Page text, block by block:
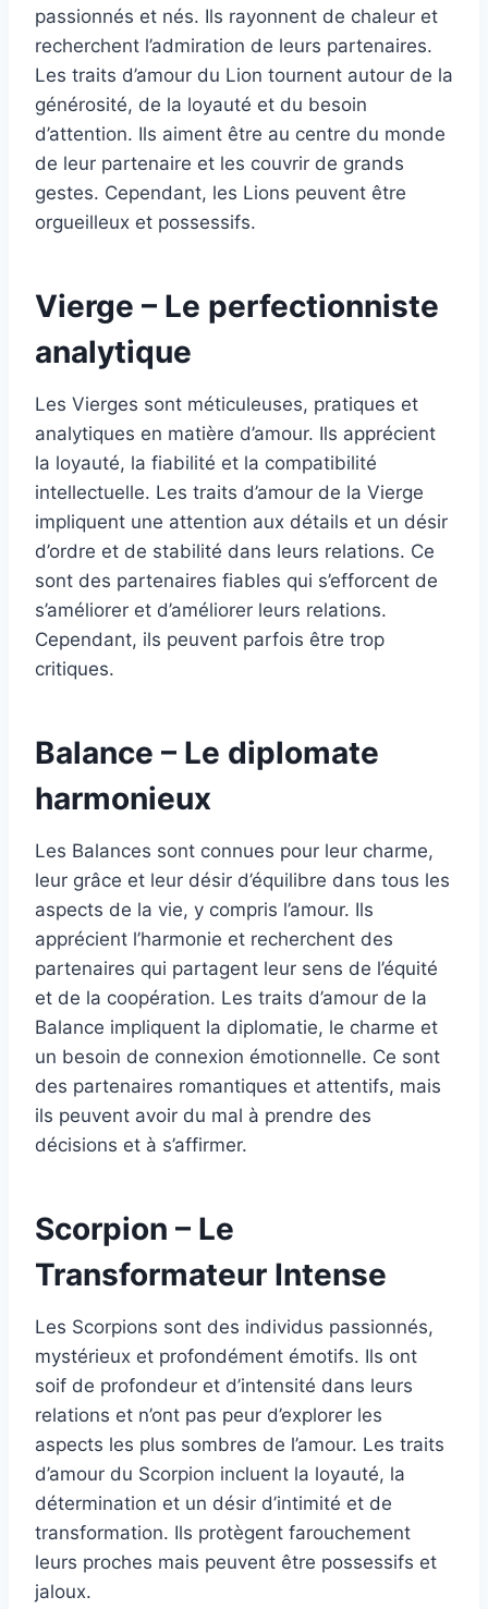
passionnés et nés. Ils rayonnent de chaleur et
recherchent l’admiration de leurs partenaires.
Les traits d’amour du Lion tournent autour de la
générosité, de la loyauté et du besoin
d’attention. Ils aiment être au centre du monde
de leur partenaire et les couvrir de grands
gestes. Cependant, les Lions peuvent être
orgueilleux et possessifs.
Vierge – Le perfectionniste
analytique
Les Vierges sont méticuleuses, pratiques et
analytiques en matière d’amour. Ils apprécient
la loyauté, la fiabilité et la compatibilité
intellectuelle. Les traits d’amour de la Vierge
impliquent une attention aux détails et un désir
d’ordre et de stabilité dans leurs relations. Ce
sont des partenaires fiables qui s’efforcent de
s’améliorer et d’améliorer leurs relations.
Cependant, ils peuvent parfois être trop
critiques.
Balance – Le diplomate
harmonieux
Les Balances sont connues pour leur charme,
leur grâce et leur désir d’équilibre dans tous les
aspects de la vie, y compris l’amour. Ils
apprécient l’harmonie et recherchent des
partenaires qui partagent leur sens de l’équité
et de la coopération. Les traits d’amour de la
Balance impliquent la diplomatie, le charme et
un besoin de connexion émotionnelle. Ce sont
des partenaires romantiques et attentifs, mais
ils peuvent avoir du mal à prendre des
décisions et à s’affirmer.
Scorpion – Le
Transformateur Intense
Les Scorpions sont des individus passionnés,
mystérieux et profondément émotifs. Ils ont
soif de profondeur et d’intensité dans leurs
relations et n’ont pas peur d’explorer les
aspects les plus sombres de l’amour. Les traits
d’amour du Scorpion incluent la loyauté, la
détermination et un désir d’intimité et de
transformation. Ils protègent farouchement
leurs proches mais peuvent être possessifs et
jaloux.